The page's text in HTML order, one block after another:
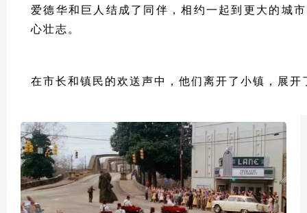
爱德华和巨人结成了同伴，相约一起到更大的城
心壮志。
在市长和镇民的欢送声中，他们离开了小镇，展开